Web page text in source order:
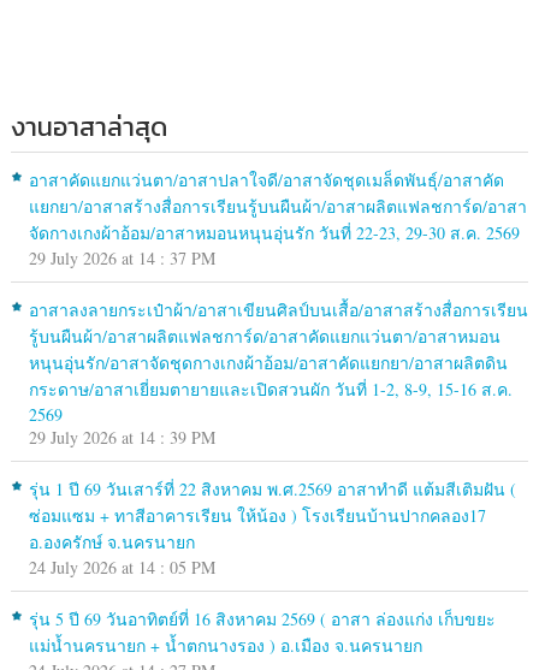
งานอาสาล่าสุด
อาสาคัดแยกแว่นตา/อาสาปลาใจดี/อาสาจัดชุดเมล็ดพันธุ์/อาสาคัด
แยกยา/อาสาสร้างสื่อการเรียนรู้บนผืนผ้า/อาสาผลิตแฟลชการ์ด/อาสา
จัดกางเกงผ้าอ้อม/อาสาหมอนหนุนอุ่นรัก วันที่ 22-23, 29-30 ส.ค. 2569
29 July 2026 at 14 : 37 PM
อาสาลงลายกระเป๋าผ้า/อาสาเขียนศิลป์บนเสื้อ/อาสาสร้างสื่อการเรียน
รู้บนผืนผ้า/อาสาผลิตแฟลชการ์ด/อาสาคัดแยกแว่นตา/อาสาหมอน
หนุนอุ่นรัก/อาสาจัดชุดกางเกงผ้าอ้อม/อาสาคัดแยกยา/อาสาผลิตดิน
กระดาษ/อาสาเยี่ยมตายายและเปิดสวนผัก วันที่ 1-2, 8-9, 15-16 ส.ค.
2569
29 July 2026 at 14 : 39 PM
รุ่น 1 ปี 69 วันเสาร์ที่ 22 สิงหาคม พ.ศ.2569 อาสาทำดี แต้มสีเติมฝัน (
ซ่อมแซม + ทาสีอาคารเรียน ให้น้อง ) โรงเรียนบ้านปากคลอง17
อ.องครักษ์ จ.นครนายก
24 July 2026 at 14 : 05 PM
รุ่น 5 ปี 69 วันอาทิตย์ที่ 16 สิงหาคม 2569 ( อาสา ล่องแก่ง เก็บขยะ
แม่น้ำนครนายก + น้ำตกนางรอง ) อ.เมือง จ.นครนายก